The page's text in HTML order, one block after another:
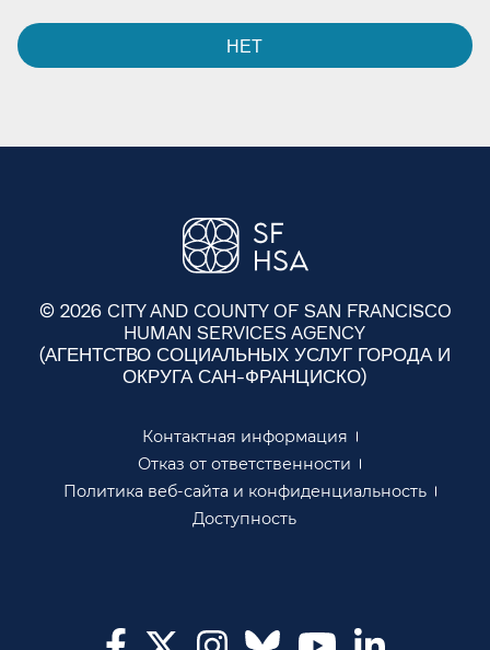
НЕТ​​
© 2026 CITY AND COUNTY OF SAN FRANCISCO
HUMAN SERVICES AGENCY
(АГЕНТСТВО СОЦИАЛЬНЫХ УСЛУГ ГОРОДА И
ОКРУГА САН-ФРАНЦИСКО)​​
Контактная информация​​
Отказ от ответственности​​
Политика веб-сайта и конфиденциальность​​
Доступность​​